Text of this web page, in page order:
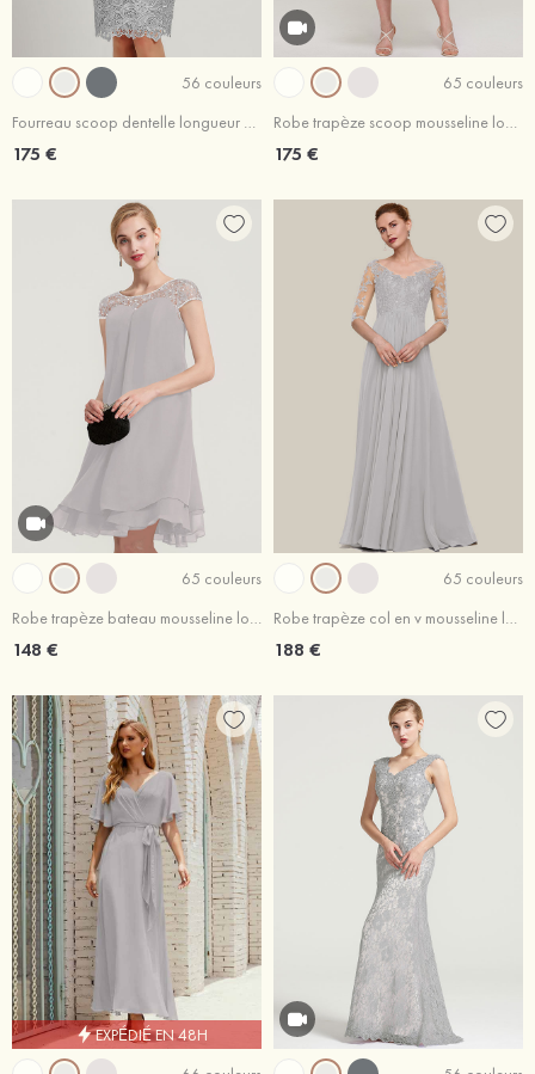
56 couleurs
Fourreau scoop dentelle longueur genou robe de mère de la mariée avec ceinture
175 €
65 couleurs
Robe trapèze scoop mousseline longueur mollet robe de mère de la mariée avec dentelle veste
175 €
65 couleurs
Robe trapèze bateau mousseline longueur genou robe de mère de la mariée avec perle volants
148 €
65 couleurs
Robe trapèze col en v mousseline longueur ras du sol robe de mère de la mariée avec appliqué
188 €
EXPÉDIÉ EN 48H